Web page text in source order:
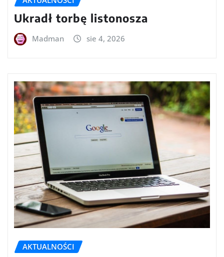
Ukradł torbę listonosza
Madman sie 4, 2026
AKTUALNOŚCI